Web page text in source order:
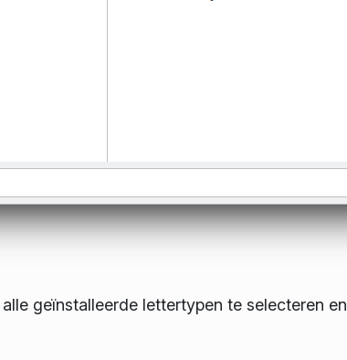
geïnstalleerde lettertypen te selecteren en